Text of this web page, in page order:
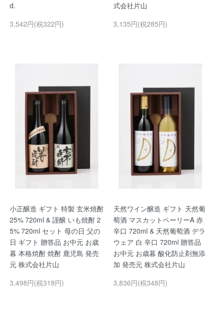
d.
3,542円(税322円)
式会社片山
3,135円(税285円)
小正醸造 ギフト 特製 玄米焼酎
25% 720ml & 謹醸 いも焼酎 2
5% 720ml セット 母の日 父の
日 ギフト 贈答品 お中元 お歳
暮 本格焼酎 焼酎 鹿児島 発売
元 株式会社片山
3,498円(税318円)
天然ワイン醸造 ギフト 天然葡
萄酒 マスカットベーリーA 赤
辛口 720ml & 天然葡萄酒 デラ
ウェア 白 辛口 720ml 贈答品
お中元 お歳暮 酸化防止剤無添
加 発売元 株式会社片山
3,836円(税348円)